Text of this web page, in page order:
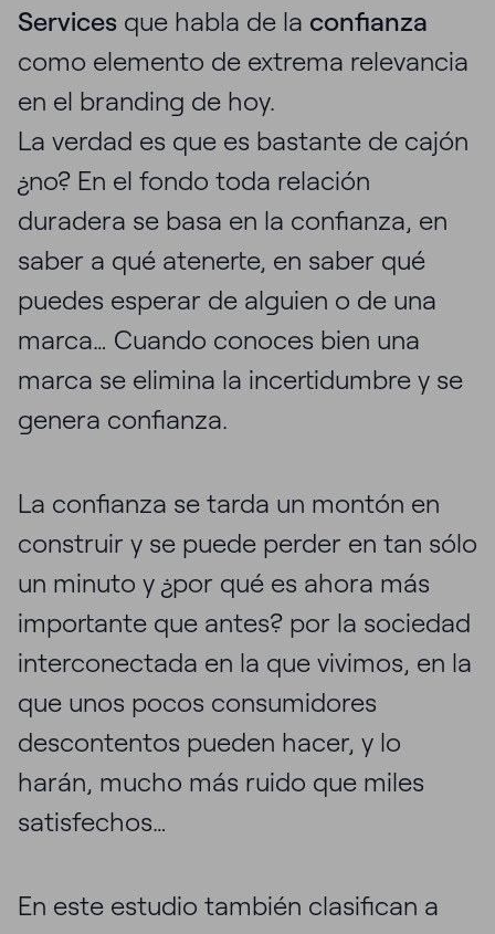
Services que habla de la confianza
como elemento de extrema relevancia
en el branding de hoy.
La verdad es que es bastante de cajón
¿no? En el fondo toda relación
duradera se basa en la confianza, en
saber a qué atenerte, en saber qué
puedes esperar de alguien o de una
marca… Cuando conoces bien una
marca se elimina la incertidumbre y se
genera confianza.
La confianza se tarda un montón en
construir y se puede perder en tan sólo
un minuto y ¿por qué es ahora más
importante que antes? por la sociedad
interconectada en la que vivimos, en la
que unos pocos consumidores
descontentos pueden hacer, y lo
harán, mucho más ruido que miles
satisfechos…
En este estudio también clasifican a